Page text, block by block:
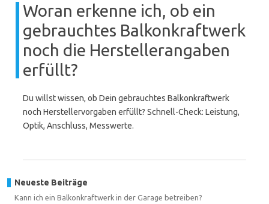
Woran erkenne ich, ob ein
gebrauchtes Balkonkraftwerk
noch die Herstellerangaben
erfüllt?
Du willst wissen, ob Dein gebrauchtes Balkonkraftwerk
noch Herstellervorgaben erfüllt? Schnell-Check: Leistung,
Optik, Anschluss, Messwerte.
Neueste Beiträge
Kann ich ein Balkonkraftwerk in der Garage betreiben?